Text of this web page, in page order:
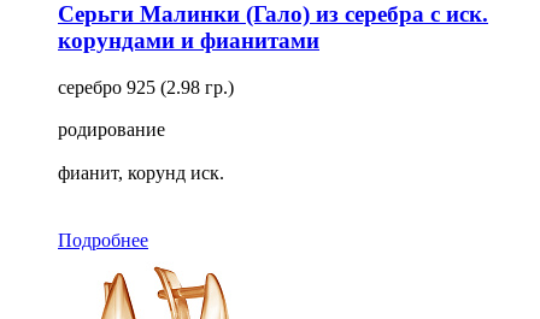
Серьги Малинки (Гало) из серебра с иск.
корундами и фианитами
серебро 925 (2.98 гр.)
родирование
фианит, корунд иск.
Подробнее